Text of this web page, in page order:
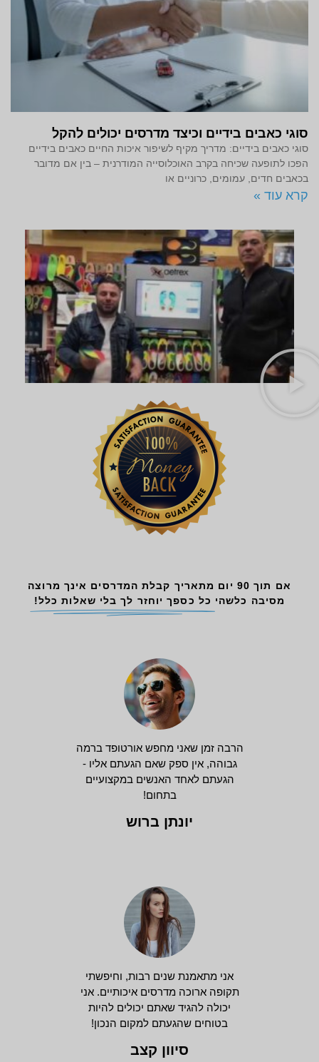
סוגי כאבים בידיים וכיצד מדרסים יכולים להקל
סוגי כאבים בידיים: מדריך מקיף לשיפור איכות החיים כאבים בידיים
הפכו לתופעה שכיחה בקרב האוכלוסייה המודרנית – בין אם מדובר
בכאבים חדים, עמומים, כרוניים או
קרא עוד »
אם תוך 90 יום מתאריך קבלת המדרסים אינך מרוצה
מסיבה כלשהי כל כספך יוחזר לך בלי שאלות כלל!
הרבה זמן שאני מחפש אורטופד ברמה
גבוהה, אין ספק שאם הגעתם אליו -
הגעתם לאחד האנשים במקצועיים
בתחום!
יונתן ברוש
אני מתאמנת שנים רבות, וחיפשתי
תקופה ארוכה מדרסים איכותיים. אני
יכולה להגיד שאתם יכולים להיות
בטוחים שהגעתם למקום הנכון!
סיוון קצב